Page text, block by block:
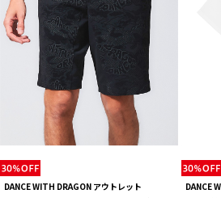
DANCE WITH DRAGON アウトレット DANCE